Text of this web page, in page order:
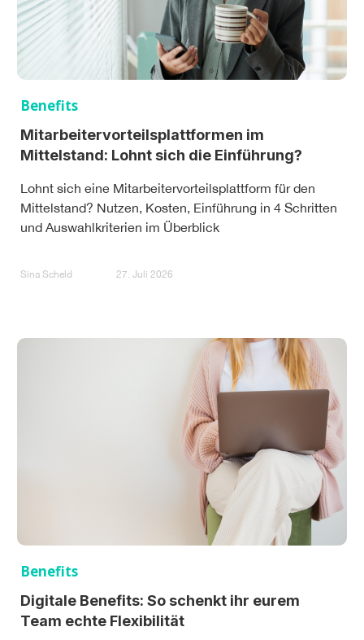
Benefits
Mitarbeitervorteilsplattformen im
Mittelstand: Lohnt sich die Einführung?
Lohnt sich eine Mitarbeitervorteilsplattform für den
Mittelstand? Nutzen, Kosten, Einführung in 4 Schritten
und Auswahlkriterien im Überblick
Sina Scheld 27. Juli 2026
Benefits
Digitale Benefits: So schenkt ihr eurem
Team echte Flexibilität